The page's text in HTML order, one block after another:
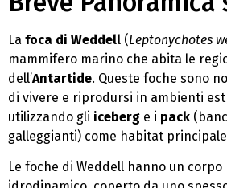
La foca di Weddell (Leptonychotes
mammifero marino che abita le
dell’Antartide. Queste foche sono
di vivere e riprodursi in ambienti
utilizzando gli iceberg e i pack
galleggianti) come habitat
Le foche di Weddell hanno un corpo